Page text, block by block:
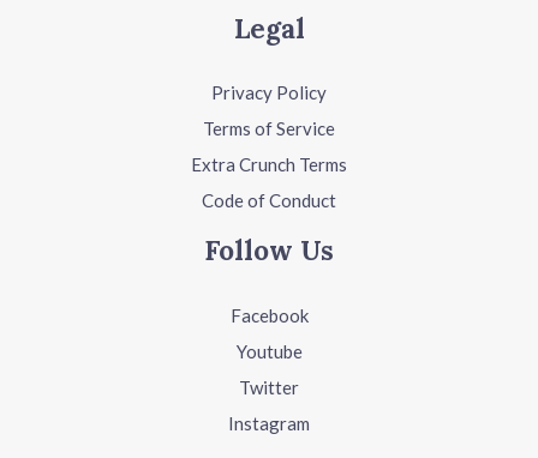
Legal
Privacy Policy
Terms of Service
Extra Crunch Terms
Code of Conduct
Follow Us
Facebook
Youtube
Twitter
Instagram